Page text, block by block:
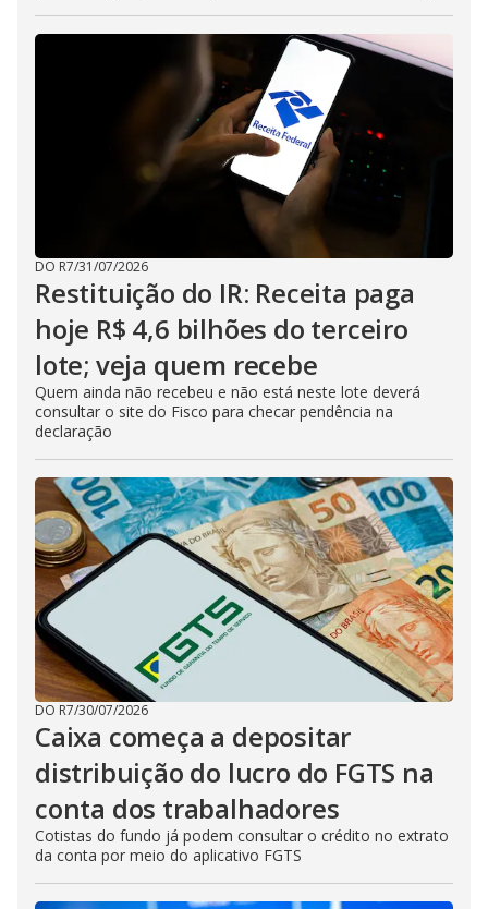
DO R7/31/07/2026
Restituição do IR: Receita paga
hoje R$ 4,6 bilhões do terceiro
lote; veja quem recebe
Quem ainda não recebeu e não está neste lote deverá
consultar o site do Fisco para checar pendência na
declaração
DO R7/30/07/2026
Caixa começa a depositar
distribuição do lucro do FGTS na
conta dos trabalhadores
Cotistas do fundo já podem consultar o crédito no extrato
da conta por meio do aplicativo FGTS